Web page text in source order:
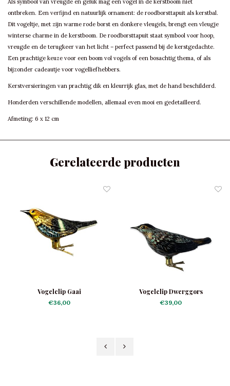
Als symbool van vreugde en geluk mag een vogel in de kerstboom niet
ontbreken. Een verfijnd en natuurlijk ornament: de roodborsttapuit als kerstbal.
Dit vogeltje, met zijn warme rode borst en donkere vleugels, brengt een vleugje
winterse charme in de kerstboom. De roodborsttapuit staat symbool voor hoop,
vreugde en de terugkeer van het licht – perfect passend bij de kerstgedachte.
Een prachtige keuze voor een boom vol vogels of een bosachtig thema, of als
bijzonder cadeautje voor vogelliefhebbers.
Kerstversieringen van prachtig dik en kleurrijk glas, met de hand beschilderd.
Honderden verschillende modellen, allemaal even mooi en gedetailleerd.
Afmeting: 6 x 12 cm
Gerelateerde producten
Vogelclip Gaai
€36,00
Vogelclip Dwerggors
€39,00